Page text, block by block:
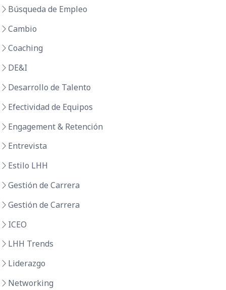
Búsqueda de Empleo
Cambio
Coaching
DE&I
Desarrollo de Talento
Efectividad de Equipos
Engagement & Retención
Entrevista
Estilo LHH
Gestión de Carrera
Gestión de Carrera
ICEO
LHH Trends
Liderazgo
Networking